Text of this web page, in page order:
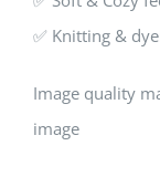
✅ Knitting &
Image quality
image